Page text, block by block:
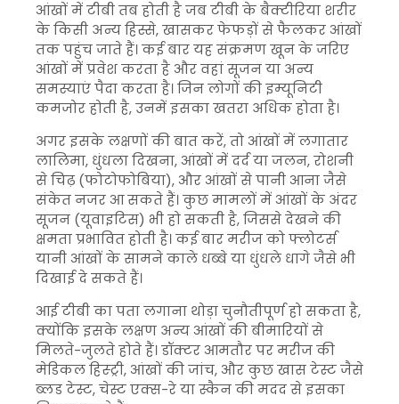
आंखों में टीबी तब होती है जब टीबी के बैक्टीरिया शरीर
के किसी अन्य हिस्से, खासकर फेफड़ों से फैलकर आंखों
तक पहुंच जाते हैं। कई बार यह संक्रमण खून के जरिए
आंखों में प्रवेश करता है और वहां सूजन या अन्य
समस्याएं पैदा करता है। जिन लोगों की इम्यूनिटी
कमजोर होती है, उनमें इसका खतरा अधिक होता है।
अगर इसके लक्षणों की बात करें, तो आंखों में लगातार
लालिमा, धुंधला दिखना, आंखों में दर्द या जलन, रोशनी
से चिढ़ (फोटोफोबिया), और आंखों से पानी आना जैसे
संकेत नजर आ सकते हैं। कुछ मामलों में आंखों के अंदर
सूजन (यूवाइटिस) भी हो सकती है, जिससे देखने की
क्षमता प्रभावित होती है। कई बार मरीज को फ्लोटर्स
यानी आंखों के सामने काले धब्बे या धुंधले धागे जैसे भी
दिखाई दे सकते हैं।
आई टीबी का पता लगाना थोड़ा चुनौतीपूर्ण हो सकता है,
क्योंकि इसके लक्षण अन्य आंखों की बीमारियों से
मिलते-जुलते होते हैं। डॉक्टर आमतौर पर मरीज की
मेडिकल हिस्ट्री, आंखों की जांच, और कुछ खास टेस्ट जैसे
ब्लड टेस्ट, चेस्ट एक्स-रे या स्कैन की मदद से इसका